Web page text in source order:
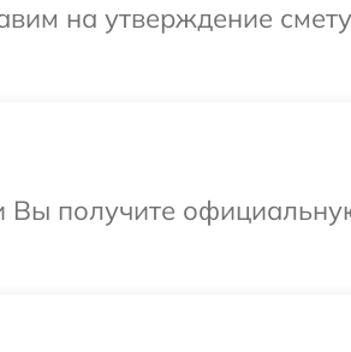
на утверждение
получите